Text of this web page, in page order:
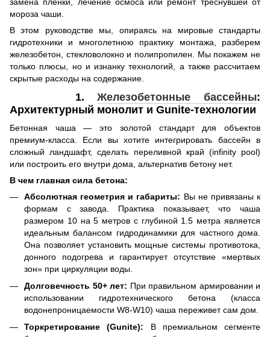
мороза чаши.
В этом руководстве мы, опираясь на мировые стандарты
гидротехники и многолетнюю практику монтажа, разберем
железобетон, стекловолокно и полипропилен. Мы покажем не
только плюсы, но и изнанку технологий, а также рассчитаем
скрытые расходы на содержание.
1.Железобетонные бассейны:
Архитектурный монолит и Gunite-технологии
Бетонная чаша — это золотой стандарт для объектов
премиум-класса. Если вы хотите интегрировать бассейн в
сложный ландшафт, сделать переливной край (infinity pool)
или построить его внутри дома, альтернатив бетону нет.
В чем главная сила бетона:
Абсолютная геометрия и габариты: Вы не привязаны к
формам с завода. Практика показывает, что чаша
размером 10 на 5 метров с глубиной 1.5 метра является
идеальным балансом гидродинамики для частного дома.
Она позволяет установить мощные системы противотока,
донного подогрева и гарантирует отсутствие «мертвых
зон» при циркуляции воды.
Долговечность 50+ лет: При правильном армировании и
использовании гидротехнического бетона (класса
водонепроницаемости W8-W10) чаша переживет сам дом.
Торкретирование (Gunite): В премиальном сегменте